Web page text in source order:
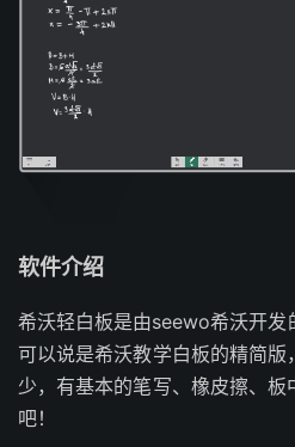
软件介绍
希沃轻白板是由seewo希沃开
可以说是希沃教学白板的精简
少，有基本的笔写、橡皮擦、板
吧！